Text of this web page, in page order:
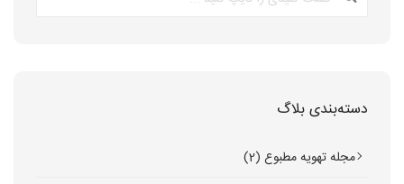
دسته‌بندی بلاگ
مجله تهویه مطبوع (2)